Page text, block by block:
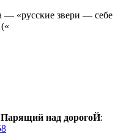
— «русские звери — себе
Парящий над дорогоЙ: